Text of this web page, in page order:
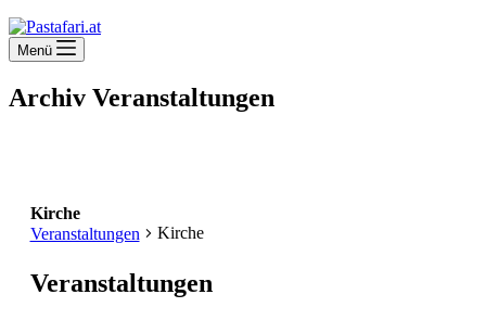
Menü
Archiv Veranstaltungen
Kirche
Veranstaltungen
Kirche
Veranstaltungen